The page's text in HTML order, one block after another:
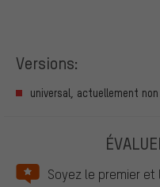
Versions:
universal, actuellement non
Soyez le premier